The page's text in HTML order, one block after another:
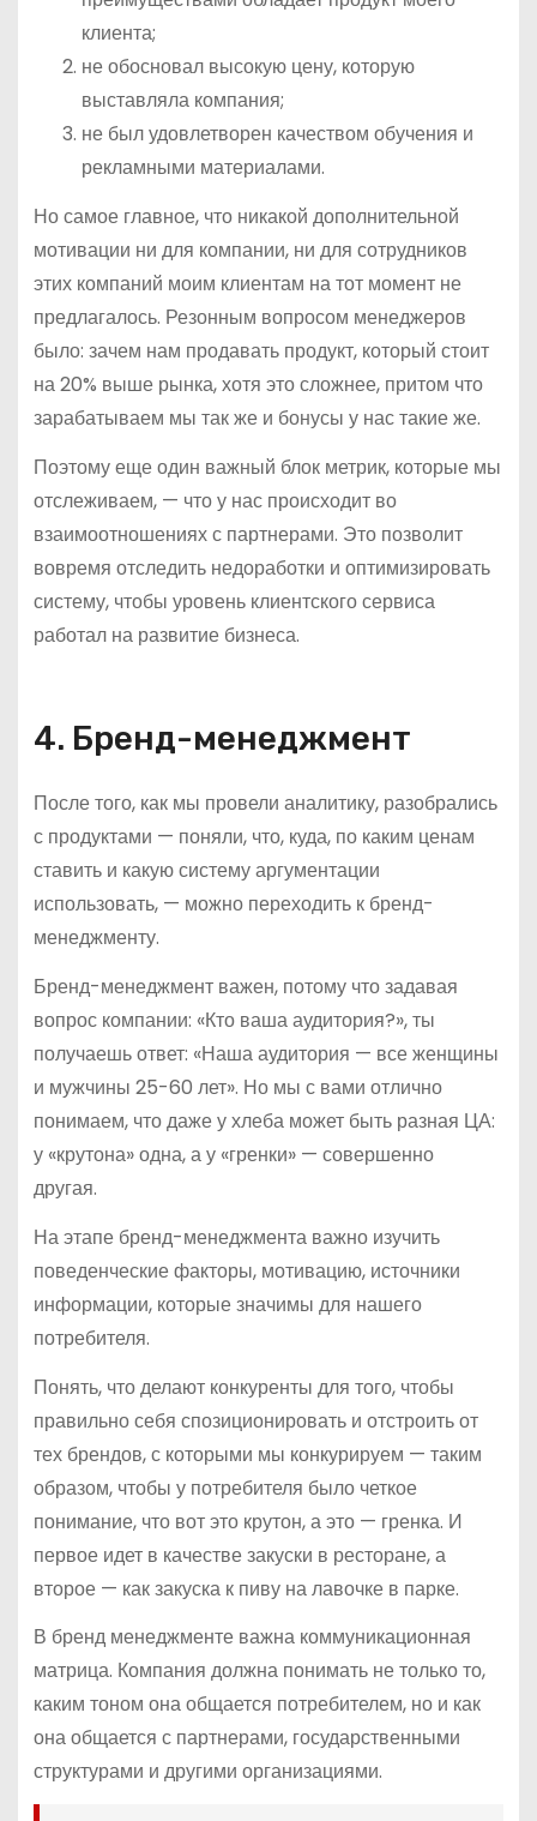
клиента;
не обосновал высокую цену, которую
выставляла компания;
не был удовлетворен качеством обучения и
рекламными материалами.
Но самое главное, что никакой дополнительной
мотивации ни для компании, ни для сотрудников
этих компаний моим клиентам на тот момент не
предлагалось. Резонным вопросом менеджеров
было: зачем нам продавать продукт, который стоит
на 20% выше рынка, хотя это сложнее, притом что
зарабатываем мы так же и бонусы у нас такие же.
Поэтому еще один важный блок метрик, которые мы
отслеживаем, — что у нас происходит во
взаимоотношениях с партнерами. Это позволит
вовремя отследить недоработки и оптимизировать
систему, чтобы уровень клиентского сервиса
работал на развитие бизнеса.
4. Бренд-менеджмент
После того, как мы провели аналитику, разобрались
с продуктами — поняли, что, куда, по каким ценам
ставить и какую систему аргументации
использовать, — можно переходить к бренд-
менеджменту.
Бренд-менеджмент важен, потому что задавая
вопрос компании: «Кто ваша аудитория?», ты
получаешь ответ: «Наша аудитория — все женщины
и мужчины 25-60 лет». Но мы с вами отлично
понимаем, что даже у хлеба может быть разная ЦА:
у «крутона» одна, а у «гренки» — совершенно
другая.
На этапе бренд-менеджмента важно изучить
поведенческие факторы, мотивацию, источники
информации, которые значимы для нашего
потребителя.
Понять, что делают конкуренты для того, чтобы
правильно себя спозиционировать и отстроить от
тех брендов, с которыми мы конкурируем — таким
образом, чтобы у потребителя было четкое
понимание, что вот это крутон, а это — гренка. И
первое идет в качестве закуски в ресторане, а
второе — как закуска к пиву на лавочке в парке.
В бренд менеджменте важна коммуникационная
матрица. Компания должна понимать не только то,
каким тоном она общается потребителем, но и как
она общается с партнерами, государственными
структурами и другими организациями.